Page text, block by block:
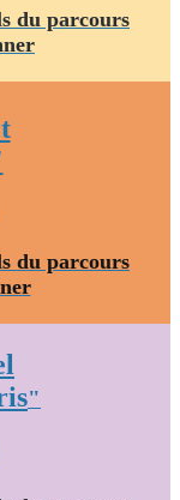
du parcours
du parcours
"